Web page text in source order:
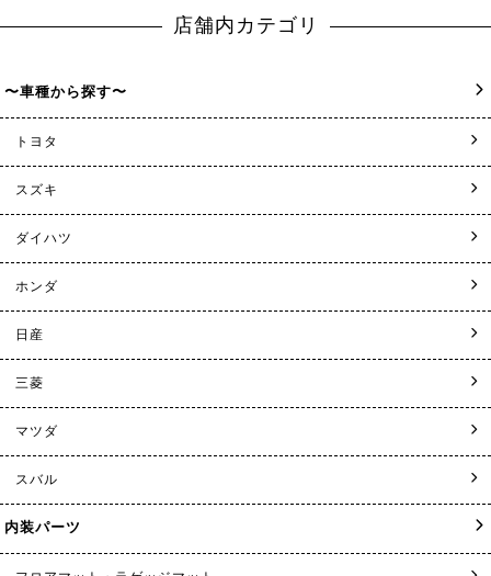
店舗内カテゴリ
〜車種から探す〜
トヨタ
スズキ
ダイハツ
ホンダ
日産
三菱
マツダ
スバル
内装パーツ